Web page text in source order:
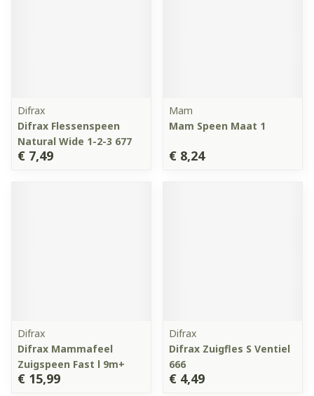
Difrax
Difrax Flessenspeen
Natural Wide 1-2-3 677
€ 7,49
Mam
Mam Speen Maat 1
€ 8,24
Difrax
Difrax Mammafeel
Zuigspeen Fast l 9m+
€ 15,99
Difrax
Difrax Zuigfles S Ventiel
666
€ 4,49